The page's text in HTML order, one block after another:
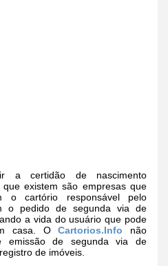
a certidão de nascimento
existem são empresas que
o cartório responsável pelo
o pedido de segunda via de
a vida do usuário que pode
casa. OCartorios.Info não
emissão de segunda via de
de imóveis.